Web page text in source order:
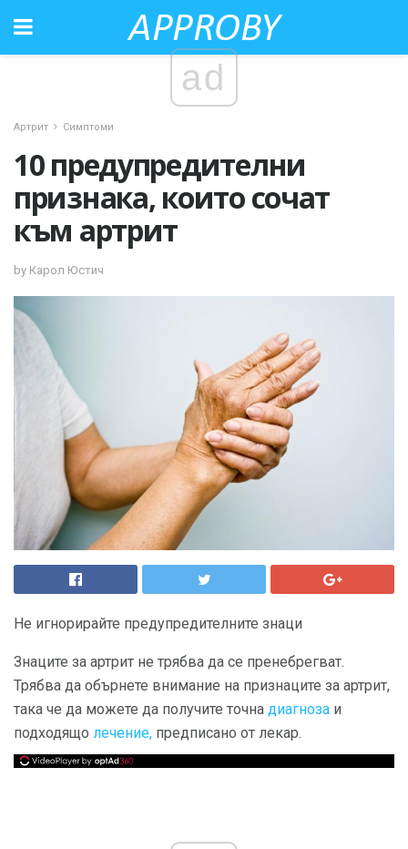
ad
Артрит Симптоми
10 предупредителни
признака, които сочат
към артрит
by Карол Юстич
Не игнорирайте предупредителните знаци
Знаците за артрит не трябва да се пренебрегват.
Трябва да обърнете внимание на признаците за артрит,
така че да можете да получите точна диагноза и
подходящо лечение, предписано от лекар.